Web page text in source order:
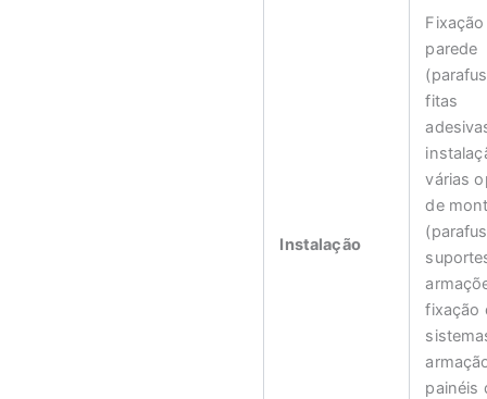
Instalação
parede
fitas
várias
de
fixação
painéis